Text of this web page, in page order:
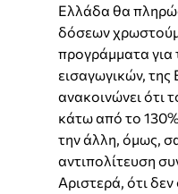
Ελλάδα θα
δόσεων
προγράμματα για
εισαγωγικών,
ανακοινώνει ότι
κάτω από το
την άλλη, όμως,
αντιπολίτευση
Αριστερά, ότι δεν